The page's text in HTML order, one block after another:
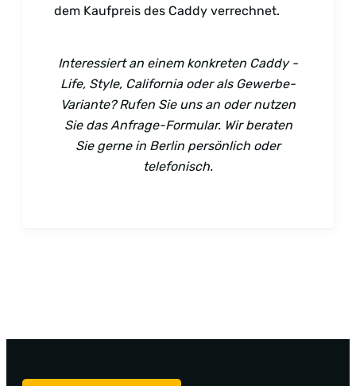
dem Kaufpreis des Caddy verrechnet.
Interessiert an einem konkreten Caddy -
Life, Style, California oder als Gewerbe-
Variante? Rufen Sie uns an oder nutzen
Sie das Anfrage-Formular. Wir beraten
Sie gerne in Berlin persönlich oder
telefonisch.